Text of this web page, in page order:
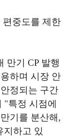
편중도를 제한
만기 CP 발행
하며 시장 안
정되는 구간
특정 시점에
기를 분산해,
지하고 있